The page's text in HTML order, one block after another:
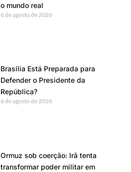
o mundo real
6 de agosto de 2026
Brasília Está Preparada para
Defender o Presidente da
República?
6 de agosto de 2026
Ormuz sob coerção: Irã tenta
transformar poder militar em